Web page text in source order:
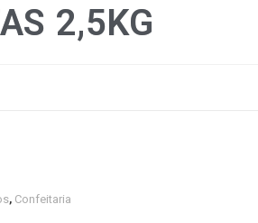
2,5KG
, Confeitaria